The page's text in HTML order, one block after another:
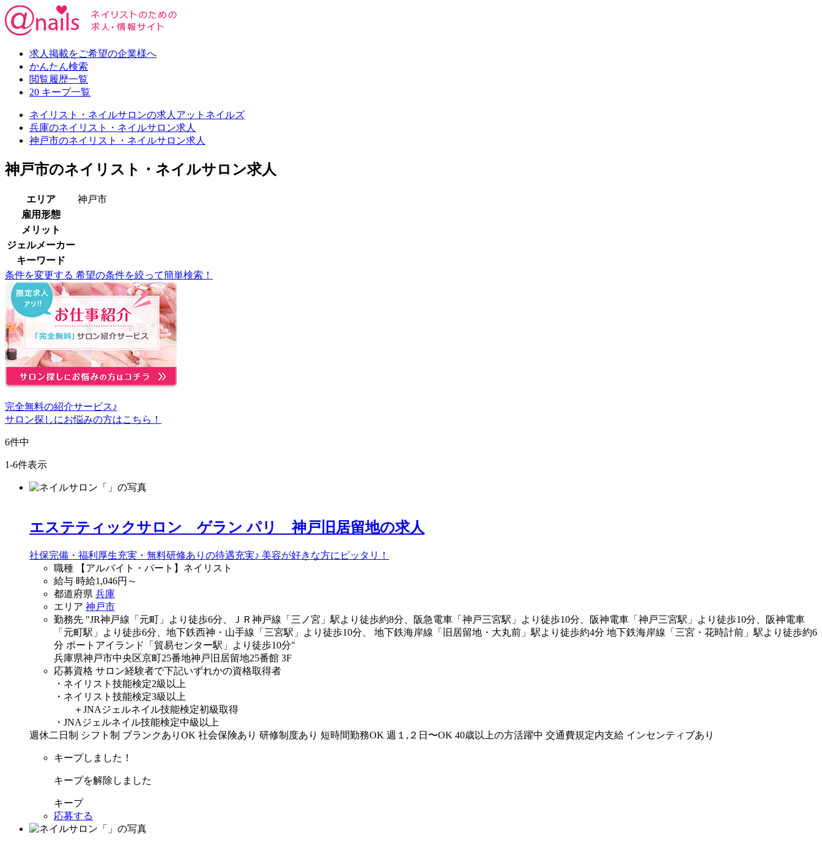
求人掲載をご希望の企業様へ
かんたん検索
閲覧履歴一覧
20 キープ一覧
ネイリスト・ネイルサロンの求人アットネイルズ
兵庫のネイリスト・ネイルサロン求人
神戸市のネイリスト・ネイルサロン求人
神戸市のネイリスト・ネイルサロン求人
エリア
神戸市
雇用形態
メリット
ジェルメーカー
キーワード
条件を変更する 希望の条件を絞って簡単検索！
完全無料の紹介サービス♪
サロン探しにお悩みの方はこちら！
6件中
1-6件表示
エステティックサロン ゲラン パリ 神戸旧居留地の求人
社保完備・福利厚生充実・無料研修ありの待遇充実♪ 美容が好きな方にピッタリ！
職種
【アルバイト・パート】ネイリスト
給与 時給1,046円～
都道府県 兵庫
エリア 神戸市
勤務先 "JR神戸線「元町」より徒歩6分、ＪＲ神戸線「三ノ宮」駅より徒歩約8分、阪急電車「神戸三宮駅」より徒歩10分、阪神電車「神戸三宮駅」より徒歩10分、阪神電車
「元町駅」より徒歩6分、地下鉄西神・山手線「三宮駅」より徒歩10分、 地下鉄海岸線「旧居留地・大丸前」駅より徒歩約4分 地下鉄海岸線「三宮・花時計前」駅より徒歩約6
分 ポートアイランド「貿易センター駅」より徒歩10分"
兵庫県神戸市中央区京町25番地神戸旧居留地25番館 3F
応募資格 サロン経験者で下記いずれかの資格取得者
・ネイリスト技能検定2級以上
・ネイリスト技能検定3級以上
＋JNAジェルネイル技能検定初級取得
・JNAジェルネイル技能検定中級以上
週休二日制 シフト制 ブランクありOK 社会保険あり 研修制度あり 短時間勤務OK 週１,２日〜OK 40歳以上の方活躍中 交通費規定内支給 インセンティブあり
キープしました！
キープを解除しました
キープ
応募する